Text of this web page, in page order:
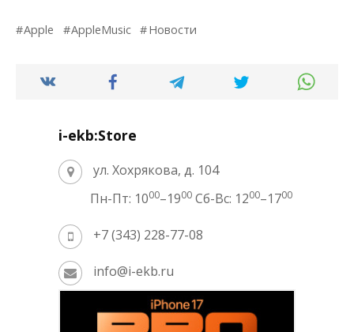
Apple AppleMusic Новости
i-ekb:Store
ул. Хохрякова, д. 104
Пн-Пт: 1000–1900 Сб-Вс: 1200–1700
+7 (343) 228-77-08
info@i-ekb.ru